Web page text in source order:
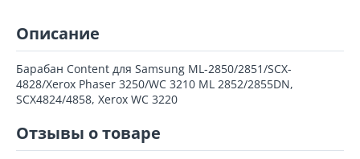
Описание
Барабан Content для Samsung ML-2850/2851/SCX-
4828/Xerox Phaser 3250/WC 3210 ML 2852/2855DN,
SCX4824/4858, Xerox WC 3220
Отзывы о товаре